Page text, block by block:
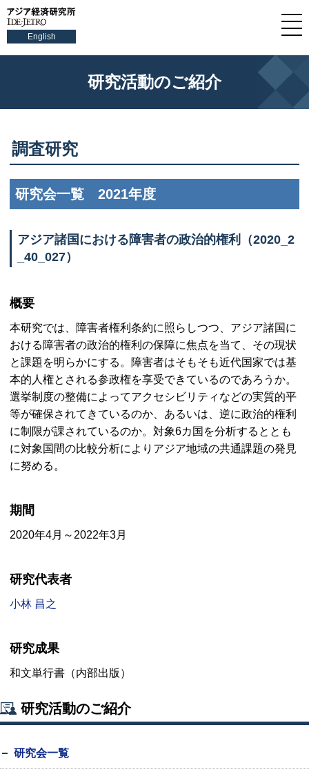
English
研究活動のご紹介
調査研究
研究会一覧 2021年度
アジア諸国における障害者の政治的権利（2020_2
_40_027）
概要
本研究では、障害者権利条約に照らしつつ、アジア諸国に
おける障害者の政治的権利の保障に焦点を当て、その現状
と課題を明らかにする。障害者はそもそも近代国家では基
本的人権とされる参政権を享受できているのであろうか。
選挙制度の整備によってアクセシビリティなどの実質的平
等が確保されてきているのか、あるいは、逆に政治的権利
に制限が課されているのか。対象6カ国を分析するととも
に対象国間の比較分析によりアジア地域の共通課題の発見
に努める。
期間
2020年4月～2022年3月
研究代表者
小林 昌之
研究成果
和文単行書（内部出版）
研究活動のご紹介
研究会一覧